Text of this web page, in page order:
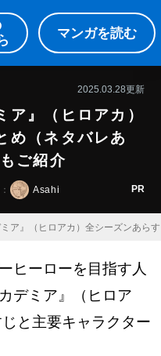
音楽
マンガを読む
2025.03.28更新
ア』（ヒロアカ）
め（ネタバレあ
ご紹介
Asahi PR
ミア』（ヒロアカ）全シーズンあら
ヒーローを目指す人
デミア』（ヒロア
と主要キャラクター